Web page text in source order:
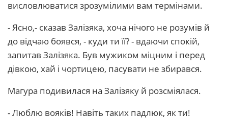
висловлюватися зрозумілими вам термінами.
- Ясно,- сказав Залізяка, хоча нічого не розумів й
до відчаю боявся, - куди ти її? - вдаючи спокій,
запитав Залізяка. Був мужиком міцним і перед
дівкою, хай і чортицею, пасувати не збирався.
Магура подивилася на Залізяку й розсміялася.
- Люблю вояків! Навіть таких падлюк, як ти!